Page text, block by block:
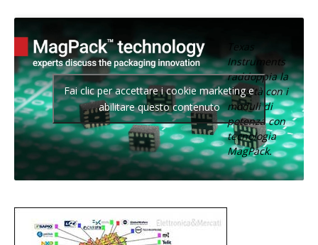
Texas
Instruments
raddoppia la
densità con i
moduli di
potenza con
tecnologia
MagPack.
Fai clic per accettare i cookie marketing e
abilitare questo contenuto